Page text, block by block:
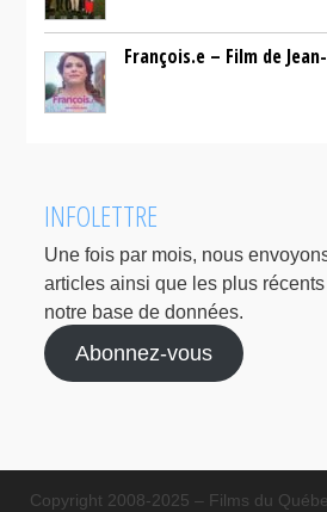
François.e – Film de
INFOLETTRE
Une fois par mois, nous
articles ainsi que les plus
notre base de données.
Abonnez-vous
Copyright 2008-2025 – Films du